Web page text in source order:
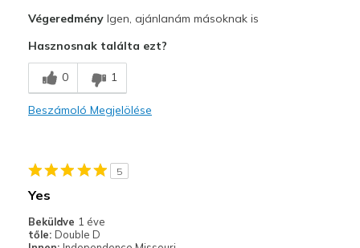
Legjobb használat
Casual Wear
View On Shoes
I'm Into Shoes
VégeredményIgen, ajánlanám másoknak is
Hasznosnak találta ezt?
0 1
Beszámoló Megjelölése
5
Yes
Beküldve 1 éve
tőle: Double D